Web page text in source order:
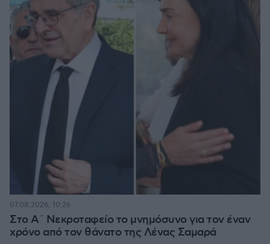
Στο Α΄ Νεκροταφείο το μνημόσυνο για τον έναν
χρόνο από τον θάνατο της Λένας Σαμαρά
07.08.2026, 10:26